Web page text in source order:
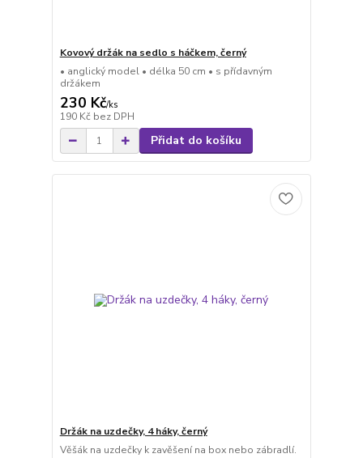
Kovový držák na sedlo s háčkem, černý
• anglický model • délka 50 cm • s přídavným
držákem
230 Kč/ks
190 Kč bez DPH
Přidat do košíku
Držák na uzdečky, 4 háky, černý
Věšák na uzdečky k zavěšení na box nebo zábradlí.